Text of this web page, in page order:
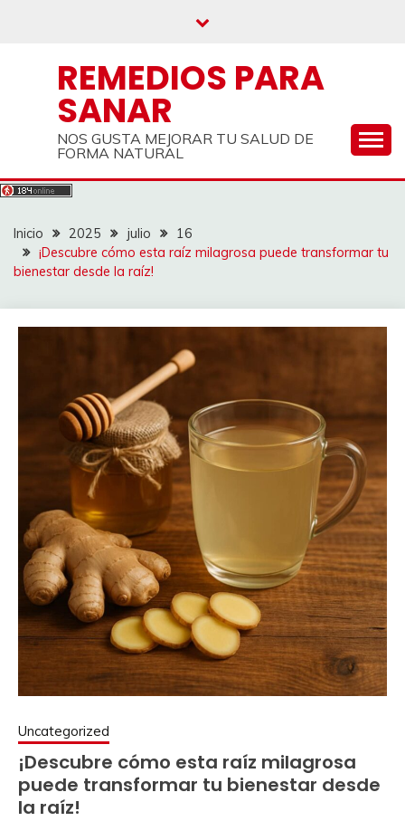
REMEDIOS PARA
SANAR
NOS GUSTA MEJORAR TU SALUD DE
FORMA NATURAL
Inicio 2025 julio
16
¡Descubre cómo esta raíz milagrosa puede transformar tu
bienestar desde la raíz!
Uncategorized
¡Descubre cómo esta raíz milagrosa
puede transformar tu bienestar desde
la raíz!